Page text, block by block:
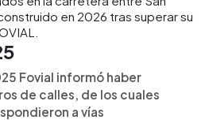
en 2026 tras superar su
Fovial informó haber
de calles, de los cuales
a vías